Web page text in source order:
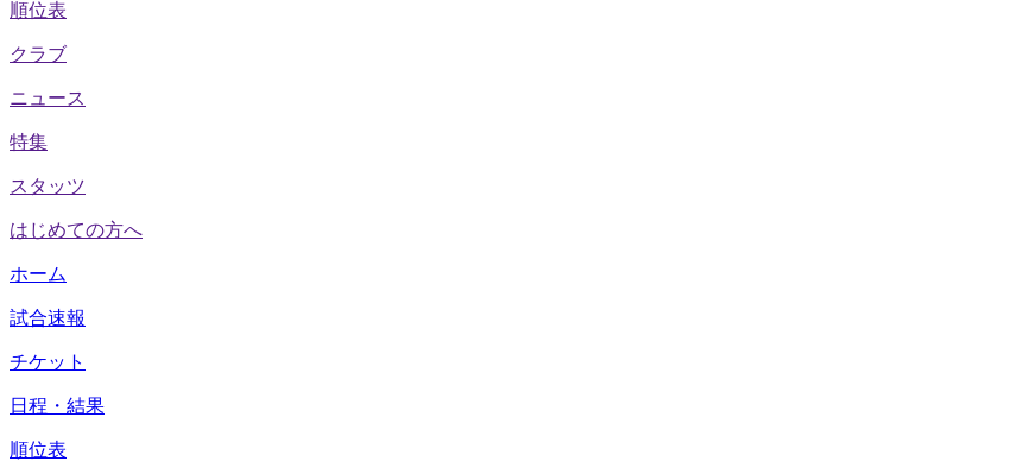
順位表
クラブ
ニュース
特集
スタッツ
はじめての方へ
ホーム
試合速報
チケット
日程・結果
順位表